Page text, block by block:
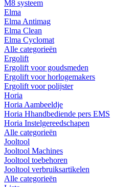
M8 systeem
Elma
Elma Antimag
Elma Clean
Elma Cyclomat
Alle categorieën
Ergolift
Ergolift voor goudsmeden
Ergolift voor horlogemakers
Ergolift voor polijster
Horia
Horia Aambeeldje
Horia Hhandbediende pers EMS
Horia Instelgereedschapen
Alle categorieën
Jooltool
Jooltool Machines
Jooltool toebehoren
Jooltool verbruiksartikelen
Alle categorieën